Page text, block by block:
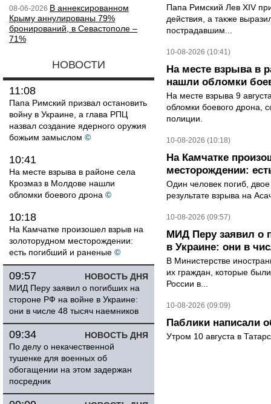
08-06-2026 В аннексированном
Крыму аннулированы 79%
бронирований, в Севастополе –
71%
НОВОСТИ
11:08
Папа Римский призвал остановить
войну в Украине, а глава РПЦ
назвал создание ядерного оружия
божьим замыслом ©
10:41
На месте взрыва в районе села
Крозмаз в Молдове нашли
обломки боевого дрона ©
10:18
На Камчатке произошел взрыв на
золоторудном месторождении:
есть погибший и раненые ©
НОВОСТЬ ДНЯ
09:57
МИД Перу заявил о погибших на
стороне РФ на войне в Украине:
они в числе 48 тысяч наемников
НОВОСТЬ ДНЯ
09:34
По делу о некачественной
тушенке для военных об
обогащении на этом задержан
посредник
Папа Римский Лев XIV
действия, а также
пострадавшим...
10-08-2026 (10:41)
На месте взрыва в
нашли обломки
На месте взрыва 9
обломки боевого дрона,
полиции.
10-08-2026 (10:18)
На Камчатке
месторождении:
Один человек погиб,
результате взрыва на
10-08-2026 (09:57)
МИД Перу заявил о
в Украине: они в
В Министерстве
их граждан, которые
России в...
10-08-2026 (09:09)
Паблики написали
Утром 10 августа в